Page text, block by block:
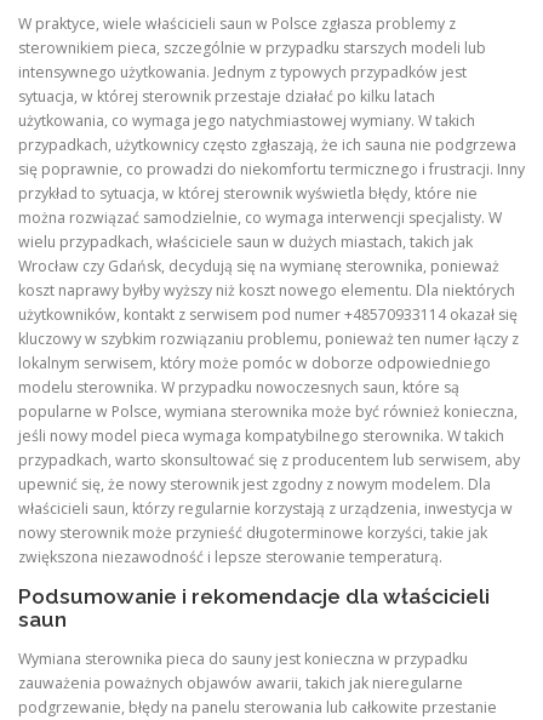
W praktyce, wiele właścicieli saun w Polsce zgłasza problemy z
sterownikiem pieca, szczególnie w przypadku starszych modeli lub
intensywnego użytkowania. Jednym z typowych przypadków jest
sytuacja, w której sterownik przestaje działać po kilku latach
użytkowania, co wymaga jego natychmiastowej wymiany. W takich
przypadkach, użytkownicy często zgłaszają, że ich sauna nie podgrzewa
się poprawnie, co prowadzi do niekomfortu termicznego i frustracji. Inny
przykład to sytuacja, w której sterownik wyświetla błędy, które nie
można rozwiązać samodzielnie, co wymaga interwencji specjalisty. W
wielu przypadkach, właściciele saun w dużych miastach, takich jak
Wrocław czy Gdańsk, decydują się na wymianę sterownika, ponieważ
koszt naprawy byłby wyższy niż koszt nowego elementu. Dla niektórych
użytkowników, kontakt z serwisem pod numer +48570933114 okazał się
kluczowy w szybkim rozwiązaniu problemu, ponieważ ten numer łączy z
lokalnym serwisem, który może pomóc w doborze odpowiedniego
modelu sterownika. W przypadku nowoczesnych saun, które są
popularne w Polsce, wymiana sterownika może być również konieczna,
jeśli nowy model pieca wymaga kompatybilnego sterownika. W takich
przypadkach, warto skonsultować się z producentem lub serwisem, aby
upewnić się, że nowy sterownik jest zgodny z nowym modelem. Dla
właścicieli saun, którzy regularnie korzystają z urządzenia, inwestycja w
nowy sterownik może przynieść długoterminowe korzyści, takie jak
zwiększona niezawodność i lepsze sterowanie temperaturą.
Podsumowanie i rekomendacje dla właścicieli
saun
Wymiana sterownika pieca do sauny jest konieczna w przypadku
zauważenia poważnych objawów awarii, takich jak nieregularne
podgrzewanie, błędy na panelu sterowania lub całkowite przestanie